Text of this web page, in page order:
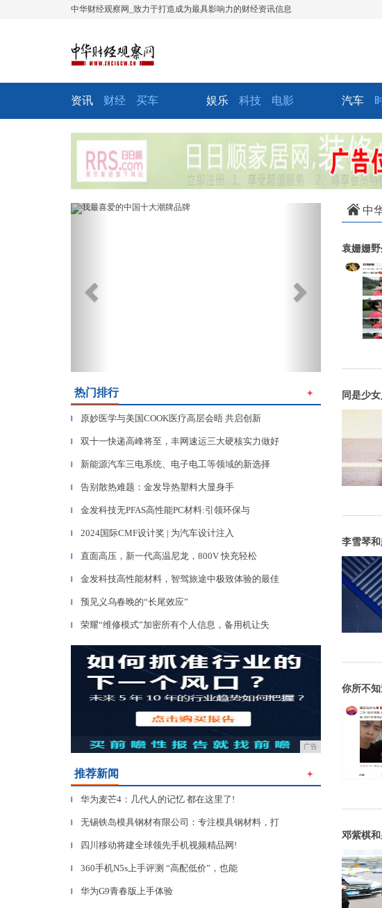
中华财经观察网_致力于打造成为最具影响力的财经资讯信息
资讯 财经 买车 娱乐 科技 电影 汽车
Previous
热门排行 ＋
▎ 原妙医学与美国COOK医疗高层会晤 共启创新
▎ 双十一快递高峰将至，丰网速运三大硬核实力做好
▎ 新能源汽车三电系统、电子电工等领域的新选择
▎ 告别散热难题：金发导热塑料大显身手
▎ 金发科技无PFAS高性能PC材料:引领环保与
▎ 2024国际CMF设计奖 | 为汽车设计注入
▎ 直面高压，新一代高温尼龙，800V 快充轻松
▎ 金发科技高性能材料，智驾旅途中极致体验的最佳
▎ 预见义乌春晚的“长尾效应”
▎ 荣耀“维修模式”加密所有个人信息，备用机让失
广告
推荐新闻 ＋
▎ 华为麦芒4：几代人的记忆 都在这里了!
▎ 无锡铁岛模具钢材有限公司：专注模具钢材料，打
▎ 四川移动将建全球领先手机视频精品网!
▎ 360手机N5s上手评测 “高配低价”，也能
▎ 华为G9青春版上手体验
中
袁姗姗
同是少
李雪琴
你所不
邓紫棋